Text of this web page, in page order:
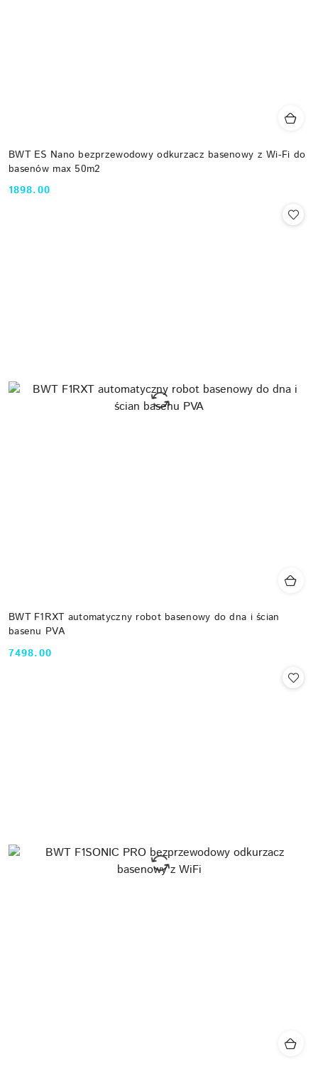
BWT ES Nano bezprzewodowy odkurzacz basenowy z Wi-Fi do
basenów max 50m2
Cena:
1898.00
BWT F1RXT automatyczny robot basenowy do dna i ścian
basenu PVA
Cena:
7498.00